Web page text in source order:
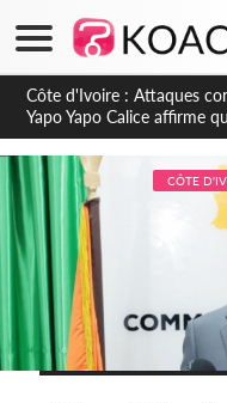
Côte d'Ivoire : Le Colonel-
l'armée perd une figure de
CÔTE